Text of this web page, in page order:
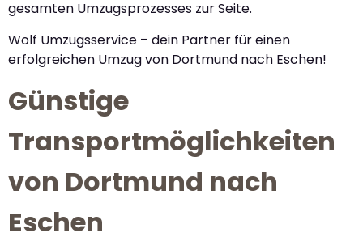
gesamten Umzugsprozesses zur Seite.
Wolf Umzugsservice – dein Partner für einen
erfolgreichen Umzug von Dortmund nach Eschen!
Günstige
Transportmöglichkeiten
von Dortmund nach
Eschen